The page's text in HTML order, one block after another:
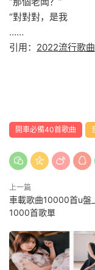
這年頭上班的人，
是不會來的。
可對于這些老實巴交
“我們老闆是這樣，
馮宇一愣，怎麽又
……